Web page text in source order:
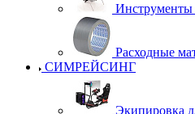
Инструменты
Расходные
СИМРЕЙСИНГ
Экипировка